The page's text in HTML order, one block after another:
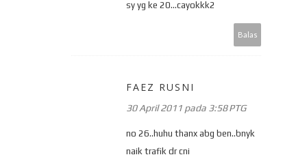
sy yg ke 20...cayokkk2
Balas
FAEZ RUSNI
30 April 2011 pada 3:58 PTG
no 26..huhu thanx abg ben..bnyk
naik trafik dr cni